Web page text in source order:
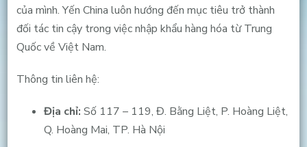
của mình. Yến China luôn hướng đến mục tiêu trở thành
đối tác tin cậy trong việc nhập khẩu hàng hóa từ Trung
Quốc về Việt Nam.
Thông tin liên hệ:
Địa chỉ: Số 117 – 119, Đ. Bằng Liệt, P. Hoàng Liệt,
Q. Hoàng Mai, TP. Hà Nội